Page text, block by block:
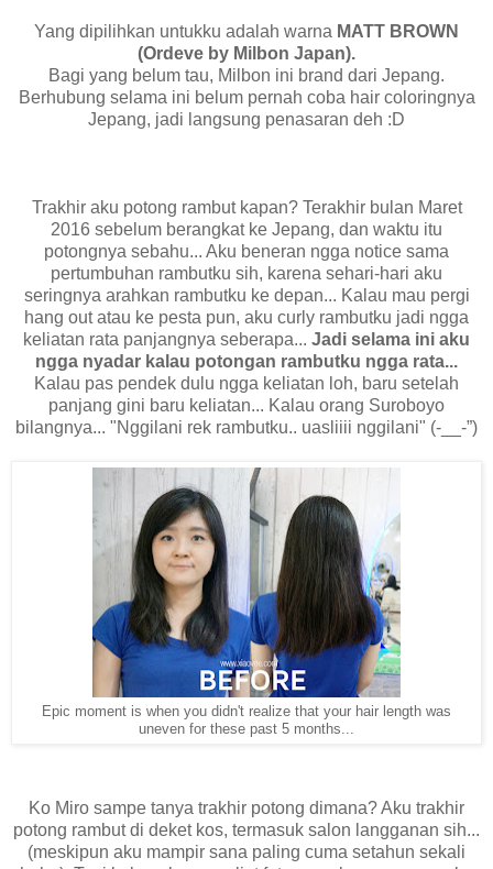
Yang dipilihkan untukku adalah warna MATT BROWN
(Ordeve by Milbon Japan).
Bagi yang belum tau, Milbon ini brand dari Jepang.
Berhubung selama ini belum pernah coba hair coloringnya
Jepang, jadi langsung penasaran deh :D
Trakhir aku potong rambut kapan? Terakhir bulan Maret
2016 sebelum berangkat ke Jepang, dan waktu itu
potongnya sebahu... Aku beneran ngga notice sama
pertumbuhan rambutku sih, karena sehari-hari aku
seringnya arahkan rambutku ke depan... Kalau mau pergi
hang out atau ke pesta pun, aku curly rambutku jadi ngga
keliatan rata panjangnya seberapa... Jadi selama ini aku
ngga nyadar kalau potongan rambutku ngga rata...
Kalau pas pendek dulu ngga keliatan loh, baru setelah
panjang gini baru keliatan... Kalau orang Suroboyo
bilangnya... "Nggilani rek rambutku.. uasliiii nggilani" (-__-”)
Epic moment is when you didn't realize that your hair length was
uneven for these past 5 months...
Ko Miro sampe tanya trakhir potong dimana? Aku trakhir
potong rambut di deket kos, termasuk salon langganan sih...
(meskipun aku mampir sana paling cuma setahun sekali